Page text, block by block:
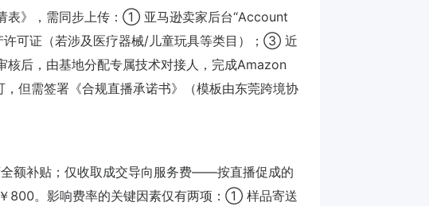
表》，需同步上传：① 亚马逊卖家后台“Account
可证（若涉及医疗器械/儿童玩具等类目）；③ 近
核后，由基地分配专属技术对接人，完成Amazon
但需签署《合规直播承诺书》（模板由东莞跨境协
额补贴；仅收取成交导向服务费——按直播促成的
800。影响费率的关键因素仅有两项：① 样品寄送